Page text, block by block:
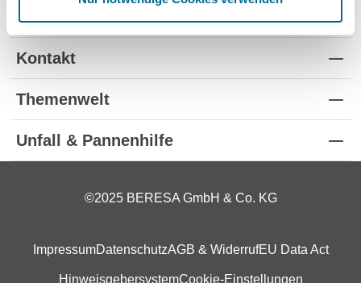
Standorte
Kontakt
Themenwelt
Unfall & Pannenhilfe
©2025 BERESA GmbH & Co. KG
ImpressumDatenschutzAGB & WiderrufEU Data Act
HinweisgebersystemCookie-Einstellungen